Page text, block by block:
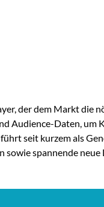
der dem Markt die
Audience-Daten, um
seit kurzem als
spannende